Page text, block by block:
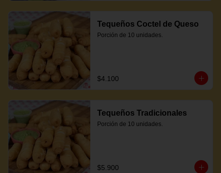
Tequeños Coctel de Queso
Porción de 10 unidades.
$4.100
Tequeños Tradicionales
Porción de 10 unidades.
$5.900